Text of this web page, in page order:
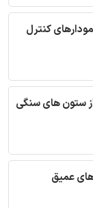
کنترل
ستون های سنگی
عمیق